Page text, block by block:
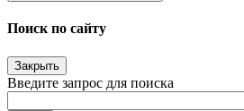
Поиск по сайту
Закрыть
Введите запрос для поиска